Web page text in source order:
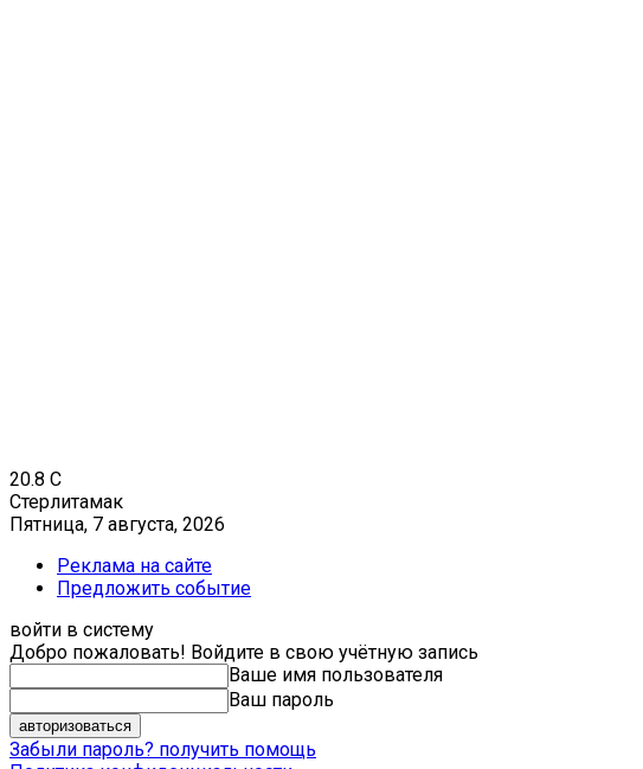
20.8 C
Стерлитамак
Пятница, 7 августа, 2026
Реклама на сайте
Предложить событие
войти в систему
Добро пожаловать! Войдите в свою учётную запись
Ваше имя пользователя
Ваш пароль
Забыли пароль? получить помощь